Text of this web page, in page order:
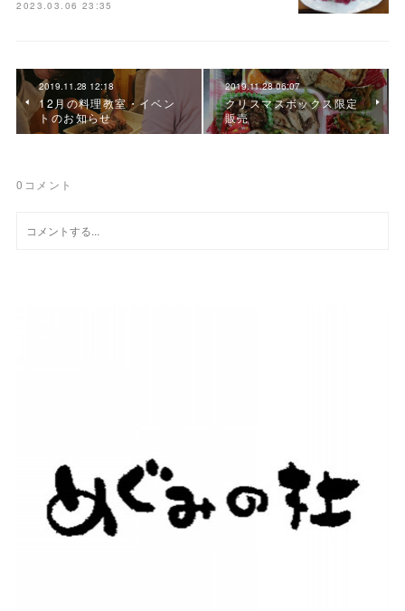
2023.03.06 23:35
2019.11.28 12:18
12月の料理教室・イベン
トのお知らせ
2019.11.28 06:07
クリスマスボックス限定
販売
0 コメント